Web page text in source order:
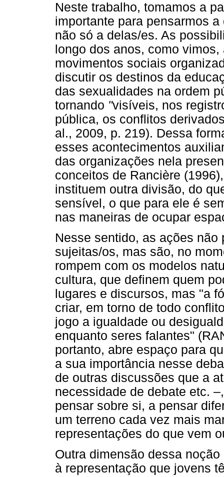
Neste trabalho, tomamos a
importante para pensarmos
não só a delas/es. As
longo dos anos, como
movimentos sociais
discutir os destinos da
das sexualidades na ordem
tornando "visíveis, nos
pública, os conflitos
al., 2009, p. 219). Dessa
esses acontecimentos
das organizações nela
conceitos de Rancière
instituem outra divisão, do
sensível, o que para ele é
nas maneiras de ocupar
Nesse sentido, as ações
sujeitas/os, mas são, no
rompem com os modelos
cultura, que definem quem
lugares e discursos, mas "a
criar, em torno de todo
jogo a igualdade ou
enquanto seres falantes"
portanto, abre espaço para
a sua importância nesse
de outras discussões que a
necessidade de debate etc.
pensar sobre si, a pensar
um terreno cada vez mais
representações do que vem
Outra dimensão dessa
à representação que jovens